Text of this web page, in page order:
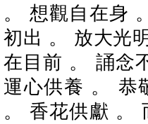
。 想觀自在身
初出 。 放大光
在目前 。 誦念
運心供養 。 恭
。 香花供獻 。